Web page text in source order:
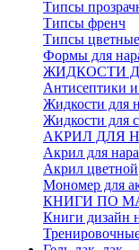
Типсы
Типсы френч
Типсы
Формы для
ЖИДКОСТИ
Антисептики
Жидкости для
Жидкости для
АКРИЛ ДЛЯ
Акрил для
Акрил цветной
Мономер для
КНИГИ ПО
Книги дизайн